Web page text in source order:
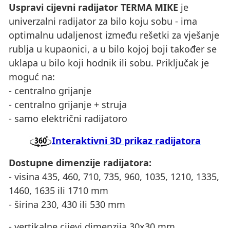
Uspravi cijevni radijator TERMA MIKE je
univerzalni radijator za bilo koju sobu - ima
optimalnu udaljenost između rešetki za vješanje
rublja u kupaonici, a u bilo kojoj boji također se
uklapa u bilo koji hodnik ili sobu. Priključak je
moguć na:
- centralno grijanje
- centralno grijanje + struja
- samo električni radijatoro
Interaktivni 3D prikaz radijatora
Dostupne dimenzije radijatora:
- visina 435, 460, 710, 735, 960, 1035, 1210, 1335,
1460, 1635 ili 1710 mm
- širina 230, 430 ili 530 mm